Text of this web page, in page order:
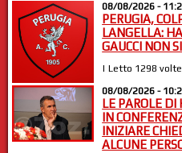
08/08/2026 -
PERUGIA,
LANGELLA:
GAUCCI NON
| Letto 1298
08/08/2026 -
LE PAROLE DI
IN
INIZIARE
ALCUNE